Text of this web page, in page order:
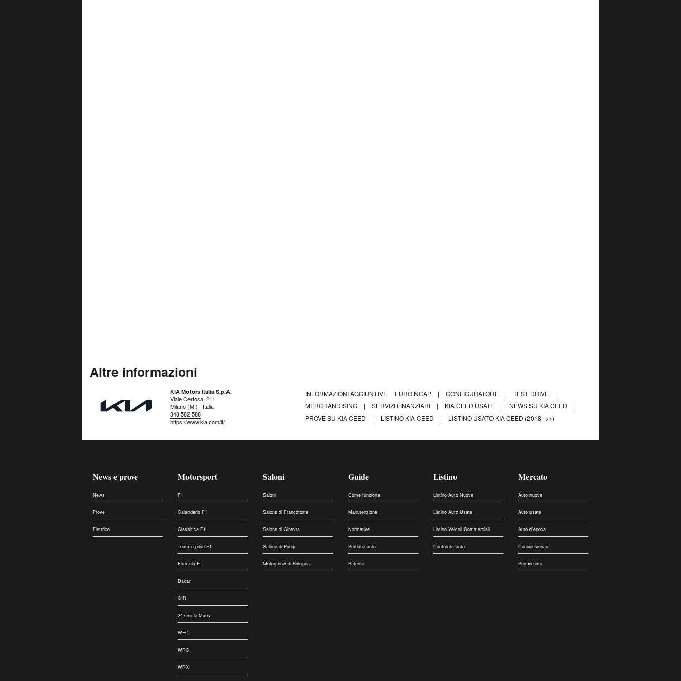
Altre informazioni
KIA Motors Italia S.p.A.
Viale Certosa, 211
Milano (MI) - Italia
848 582 588
https://www.kia.com/it/
INFORMAZIONI AGGIUNTIVE EURO NCAP | CONFIGURATORE | TEST DRIVE
|
MERCHANDISING
| SERVIZI FINANZIARI | KIA CEED USATE | NEWS SU KIA CEED
|
PROVE SU KIA CEED
| LISTINO KIA CEED | LISTINO USATO KIA CEED (2018-->>)
News e prove
News
Prove
Elettrico
Motorsport
F1
Calendario F1
Classifica F1
Team e piloti F1
Formula E
Dakar
CIR
24 Ore le Mans
WEC
WRC
WRX
Saloni
Saloni
Salone di Francoforte
Salone di Ginevra
Salone di Parigi
Motorshow di Bologna
Guide
Come funziona
Manutenzione
Normative
Pratiche auto
Patente
Listino
Listino Auto Nuove
Listino Auto Usate
Listino Veicoli Commerciali
Confronta auto
Mercato
Auto nuove
Auto usate
Auto d'epoca
Concessionari
Promozioni